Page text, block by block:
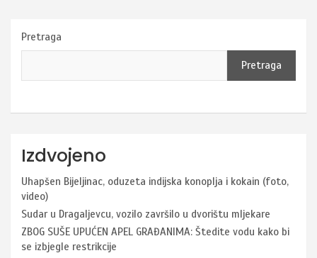
Pretraga
Pretraga
Izdvojeno
Uhapšen Bijeljinac, oduzeta indijska konoplja i kokain (foto,
video)
Sudar u Dragaljevcu, vozilo završilo u dvorištu mljekare
ZBOG SUŠE UPUĆEN APEL GRAĐANIMA: Štedite vodu kako bi
se izbjegle restrikcije